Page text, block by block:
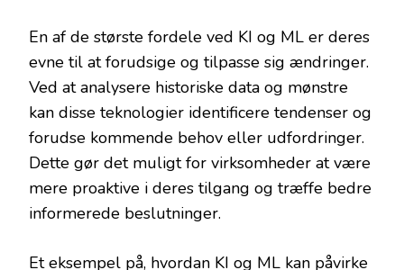
En af de største fordele ved KI og ML er deres
evne til at forudsige og tilpasse sig ændringer.
Ved at analysere historiske data og mønstre
kan disse teknologier identificere tendenser og
forudse kommende behov eller udfordringer.
Dette gør det muligt for virksomheder at være
mere proaktive i deres tilgang og træffe bedre
informerede beslutninger.
Et eksempel på, hvordan KI og ML kan påvirke